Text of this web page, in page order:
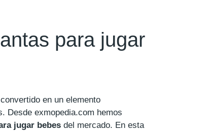
para jugar
en un elemento
Desde exmopedia.com hemos
jugar bebes del mercado. En esta